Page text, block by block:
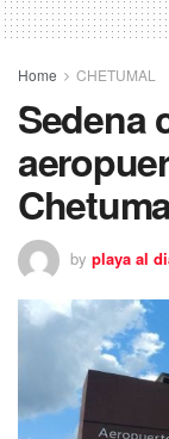
Home CHETUMAL
Sedena
by playa al